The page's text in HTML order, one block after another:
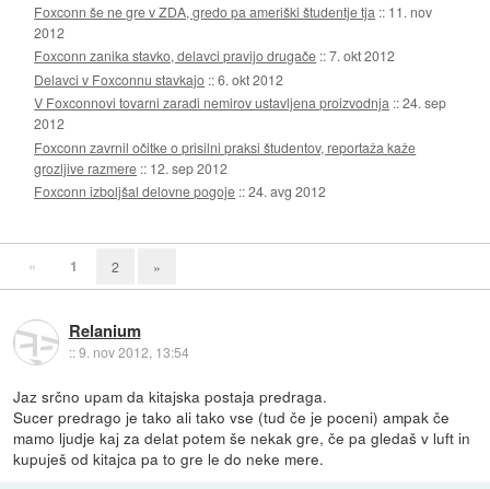
Foxconn še ne gre v ZDA, gredo pa ameriški študentje tja :: 11. nov
2012
Foxconn zanika stavko, delavci pravijo drugače ::7. okt 2012
Delavci v Foxconnu stavkajo ::6. okt 2012
V Foxconnovi tovarni zaradi nemirov ustavljena proizvodnja ::24. sep
2012
Foxconn zavrnil očitke o prisilni praksi študentov, reportaža kaže
grozljive razmere :: 12. sep 2012
Foxconn izboljšal delovne pogoje ::24. avg 2012
« 1 2 »
Relanium
::9. nov 2012, 13:54
Jaz srčno upam da kitajska postaja predraga.
Sucer predrago je tako ali tako vse (tud če je poceni) ampak če
mamo ljudje kaj za delat potem še nekak gre, če pa gledaš v luft in
kupuješ od kitajca pa to gre le do neke mere.